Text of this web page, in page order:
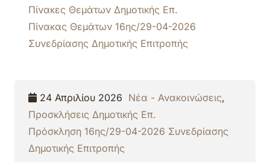
Πίνακες Θεμάτων Δημοτικής Επ.
Πίνακας Θεμάτων 16ης/29-04-2026
Συνεδρίασης Δημοτικής Επιτροπής
24 Απριλίου 2026 Νέα - Ανακοινώσεις,
Προσκλήσεις Δημοτικής Επ.
Πρόσκληση 16ης/29-04-2026 Συνεδρίασης
Δημοτικής Επιτροπής